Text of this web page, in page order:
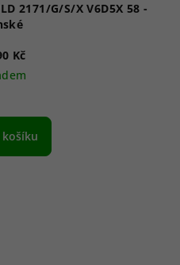
2171/G/S/X V6D5X 58 -
Kč
košíku